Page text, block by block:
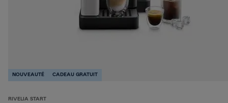
NOUVEAUTÉ CADEAU GRATUIT
RIVELIA START